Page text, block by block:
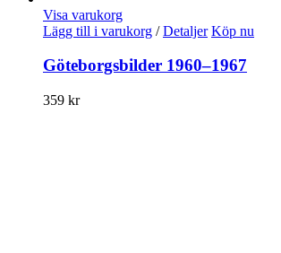
Visa varukorg
Lägg till i varukorg / Detaljer Köp nu
Göteborgsbilder 1960–1967
359 kr